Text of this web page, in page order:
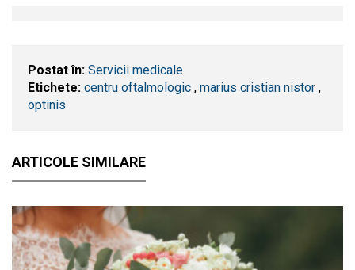
Postat în: Servicii medicale
Etichete: centru oftalmologic , marius cristian nistor ,
optinis
ARTICOLE SIMILARE